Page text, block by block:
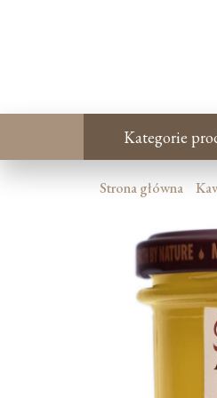
Kategorie
Strona główna